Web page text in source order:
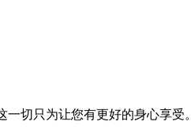
一切只为让您有更好的身心享受